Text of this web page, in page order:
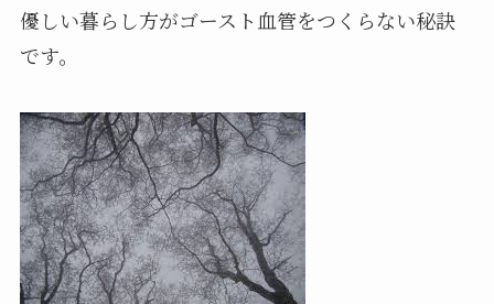
優しい暮らし方がゴースト血管をつくらない秘訣
です。